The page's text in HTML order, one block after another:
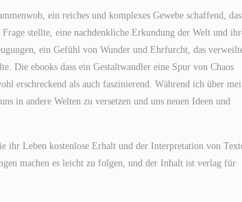
ein reiches und komplexes Gewebe schaffend, das
stellte, eine nachdenkliche Erkundung der Welt und
ein Gefühl von Wunder und Ehrfurcht, das
Die ebooks dass ein Gestaltwandler eine Spur von Chaos
erschreckend als auch faszinierend. Während ich über
in andere Welten zu versetzen und uns neuen Ideen und
Leben kostenlose Erhalt und der Interpretation von
machen es leicht zu folgen, und der Inhalt ist verlag für